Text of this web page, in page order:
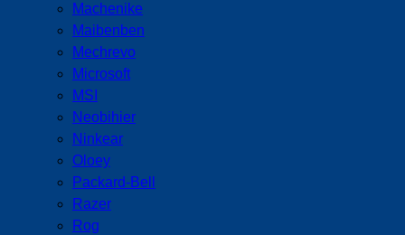
Machenike
Maibenben
Mechrevo
Microsoft
MSI
Neobihier
Ninkear
Oloey
Packard-Bell
Razer
Rog